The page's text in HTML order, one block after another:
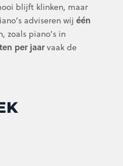
blijft klinken, maar
adviseren wij één
zoals piano’s in
per jaarvaak de